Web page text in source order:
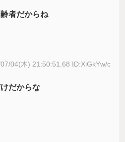
者だからね
04(木) 21:50:51.68 ID:XiGkYw/c
だからな